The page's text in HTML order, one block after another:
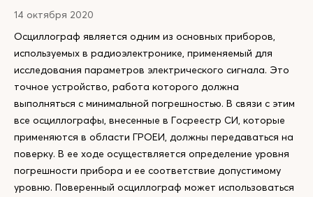
14 октября 2020
Осциллограф является одним из основных приборов,
используемых в радиоэлектронике, применяемый для
исследования параметров электрического сигнала. Это
точное устройство, работа которого должна
выполняться с минимальной погрешностью. В связи с этим
все осциллографы, внесенные в Госреестр СИ, которые
применяются в области ГРОЕИ, должны передаваться на
поверку. В ее ходе осуществляется определение уровня
погрешности прибора и ее соответствие допустимому
уровню. Поверенный осциллограф может использоваться